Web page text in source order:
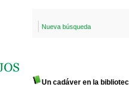
Nueva búsqueda
Un cadáver en la